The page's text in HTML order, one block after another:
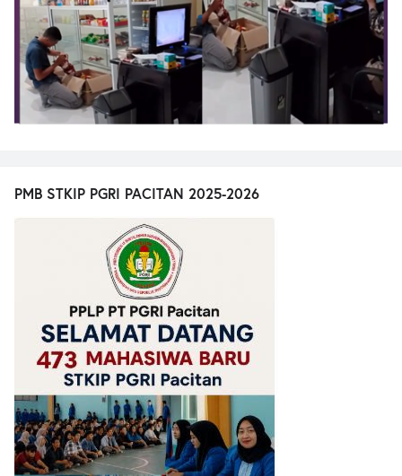
PMB STKIP PGRI PACITAN 2025-2026